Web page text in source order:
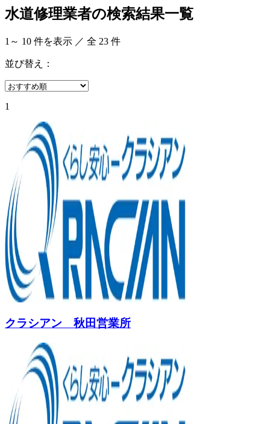
水道修理業者の検索結果一覧
1 ～ 10 件を表示 ／ 全 23 件
並び替え：
1
クラシアン 秋田営業所